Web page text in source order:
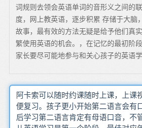
词规则去领会英语单词的音形义之间的
度，网上教英语，逐步积累 存储于大脑
故事，最有效的方法无疑是给予他们真
繁使用英语的机会。，在记忆的最初阶
家长要尽可能地参与和关心孩子的英语
阿卡索可以随时约课随时上课，上课
便复习。孩子更小开始第二语言会有
后学习第二语言肯定有母语口音，不